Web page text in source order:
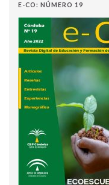
E-CO: NÚMERO 19